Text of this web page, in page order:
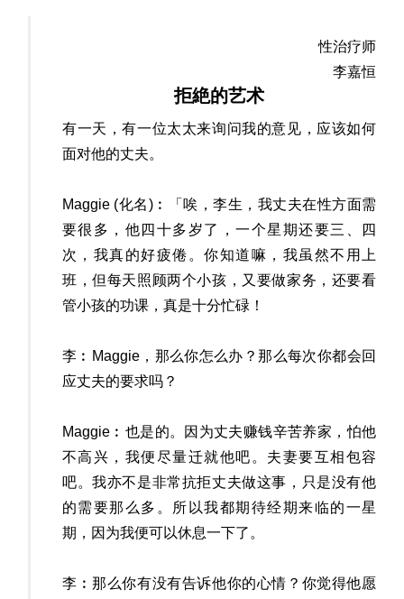
性治疗师
李嘉恒
拒絶的艺术
有一天，有一位太太来询问我的意见，应该如何
面对他的丈夫。
Maggie (化名)︰「唉，李生，我丈夫在性方面需
要很多，他四十多岁了，一个星期还要三、四
次，我真的好疲倦。你知道嘛，我虽然不用上
班，但每天照顾两个小孩，又要做家务，还要看
管小孩的功课，真是十分忙碌！
李︰Maggie，那么你怎么办？那么每次你都会回
应丈夫的要求吗？
Maggie︰也是的。因为丈夫赚钱辛苦养家，怕他
不高兴，我便尽量迁就他吧。夫妻要互相包容
吧。我亦不是非常抗拒丈夫做这事，只是没有他
的需要那么多。所以我都期待经期来临的一星
期，因为我便可以休息一下了。
李︰那么你有没有告诉他你的心情？你觉得他愿